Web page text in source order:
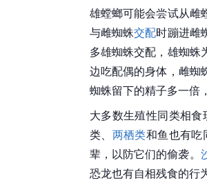
雄螳螂可能会尝试从雌
与雌蜘蛛交配时蹦进雌
多雄蜘蛛交配，雄蜘蛛
边吃配偶的身体，雌蜘
蜘蛛留下的精子多一倍
大多数生殖性同类相食
类、 两栖类和鱼也有吃
辈，以防它们的偷袭。
恐龙也有自相残食的行